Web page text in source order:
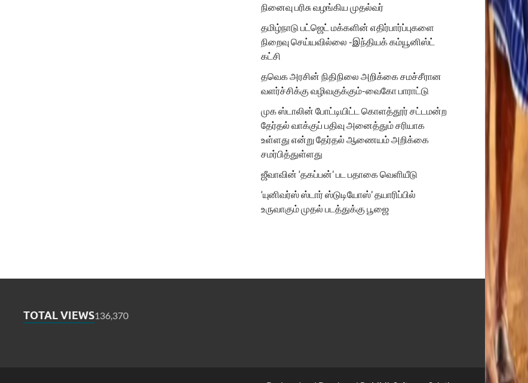
நினைவு பரிசு வழங்கிய முதல்வர்
தமிழ்நாடு பட்ஜெட் மக்களின் எதிர்பார்ப்புகளை
நிறைவு செய்யவில்லை -இந்தியக் கம்யூனிஸ்ட்
கட்சி
தவெக அரசின் நிதிநிலை அறிக்கை சமச்சீரான
வளர்ச்சிக்கு வழிவகுக்கும்-வைகோ பாராட்டு
முக ஸ்டாலின் போட்டியிட்ட கொளத்தூர் சட்டமன்ற
தேர்தல் வாக்குப் பதிவு அனைத்தும் சரியாக
உள்ளது என்று தேர்தல் ஆணையம் அறிக்கை
சமர்பித்துள்ளது
ஜீவாவின் ‘தகப்பன்’ பட பதாகை வெளியீடு
‘யுனிவர்ஸ் ஸ்டார் ஸ்டுடியோஸ்’ தயாரிப்பில்
உருவாகும் முதல் படத்துக்கு பூஜை
TOTAL VIEWS136,370